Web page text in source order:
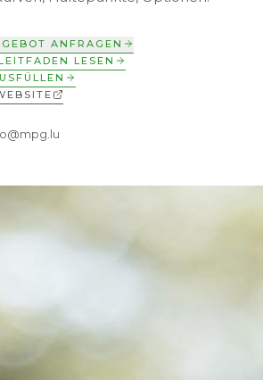
ANFRAGEN
LESEN